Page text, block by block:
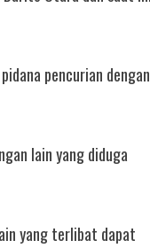
pencurian dengan
lain yang diduga
yang terlibat dapat